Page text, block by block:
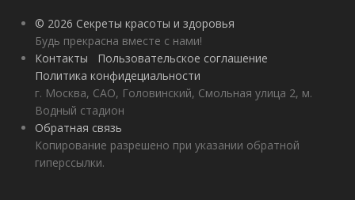
© 2026 Секреты красоты и здоровья
Будь прекрасна вместе с нами!
Контакты
Пользовательское соглашение
Политика конфидециальности
г. Москва, САО, Головинский, Смольная улица 2, м.
Водный стадион
Обратная связь
Копирование разрешено при указании обратной
гиперссылки.